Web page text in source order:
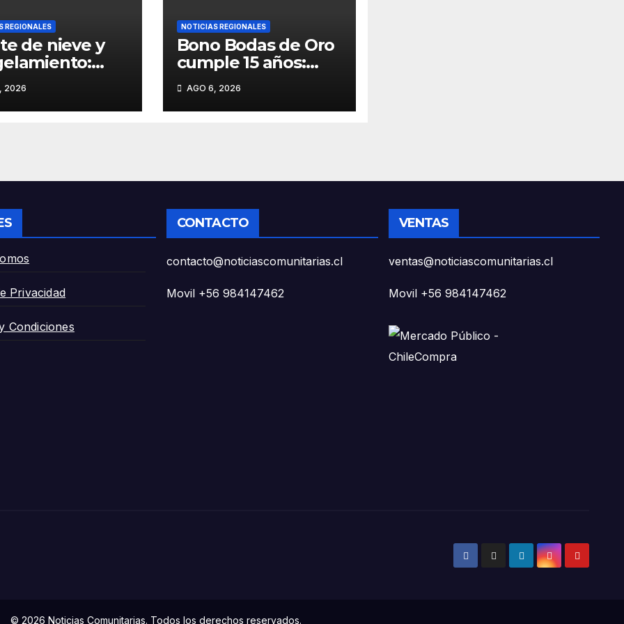
REGIONALES
de nieve y
casas
en La
2026
NOTICIAS REGIONALES
Bono Bodas de Oro
cumple 15 años:
personas han sido
beneficiadas en La
AGO 6, 2026
Privacidad
Condiciones
CONTACTO
contacto@noticiascomunitarias.cl
Movil +56 984147462
VENTAS
ventas@noticiascomunitarias.cl
Movil +56 984147462